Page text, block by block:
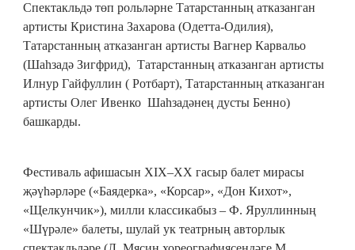
Спектакльдә төп рольләрне Татарстанның атказанган
артисты Кристина Захарова (Одетта-Одилия),
Татарстанның атказанган артисты Вагнер Карвальо
(Шаһзадә Зигфрид), Татарстанның атказанган артисты
Илнур Гайфуллин ( Ротбарт), Татарстанның атказанган
артисты Олег Ивенко Шаһзадәнең дусты Бенно)
башкарды.
Фестиваль афишасын XIX–XX гасыр балет мирасы
җәүһәрләре («Баядерка», «Корсар», «Дон Кихот»,
«Щелкунчик»), милли классикабыз – Ф. Яруллинның
«Шүрәле» балеты, шулай ук театрның авторлык